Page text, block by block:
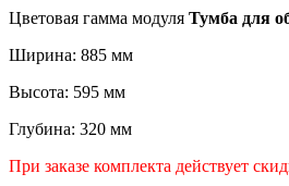
Цветовая гамма модуля Тумба для
Ширина: 885 мм
Высота: 595 мм
Глубина: 320 мм
При заказе комплекта действует